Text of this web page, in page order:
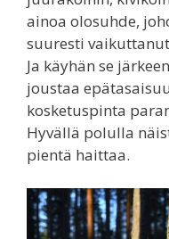
ainoa olosuhde,
suuresti
Ja käyhän se
joustaa
kosketuspinta
Hyvällä polulla
pientä haittaa.